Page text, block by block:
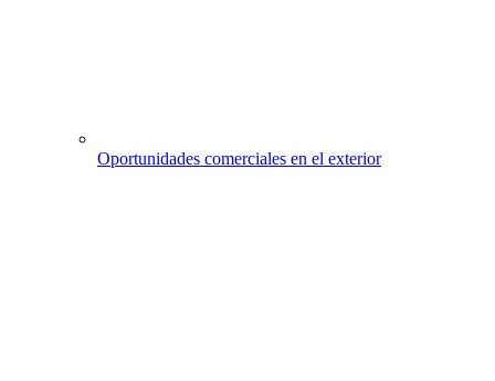
Oportunidades comerciales en el exterior